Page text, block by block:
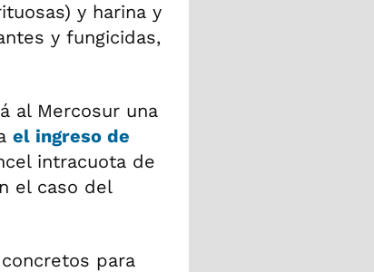
y harina y
y fungicidas,
al Mercosur una
el ingreso de
intracuota de
el caso del
para